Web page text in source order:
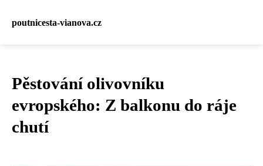
poutnicesta-vianova.cz
Pěstování olivovníku
evropského: Z balkonu do ráje
chutí